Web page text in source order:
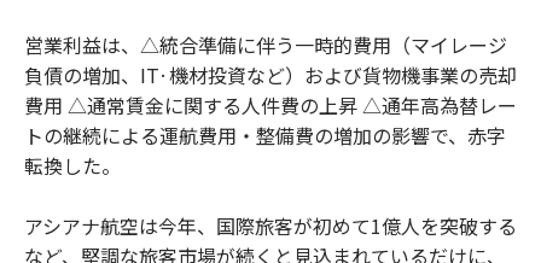
営業利益は、△統合準備に伴う一時的費用（マイレージ
負債の増加、IT·機材投資など）および貨物機事業の売却
費用 △通常賃金に関する人件費の上昇 △通年高為替レー
トの継続による運航費用・整備費の増加の影響で、赤字
転換した。
アシアナ航空は今年、国際旅客が初めて1億人を突破する
など、堅調な旅客市場が続くと見込まれているだけに、